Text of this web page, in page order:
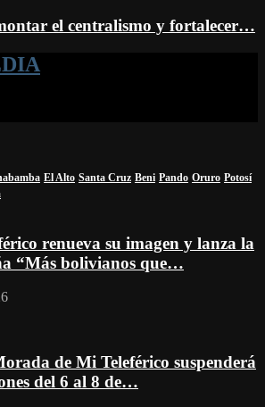
el centralismo y fortalecer…
El Alto Santa Cruz Beni Pando Oruro Potosí
renueva su imagen y lanza la
“Más bolivianos que…
de Mi Teleférico suspenderá
del 6 al 8 de…